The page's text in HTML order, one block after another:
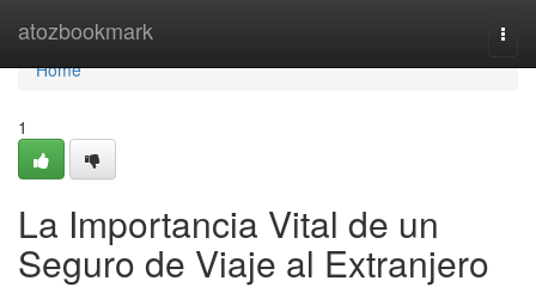
atozbookmark
Home
Home
1
La Importancia Vital de un
Seguro de Viaje al Extranjero